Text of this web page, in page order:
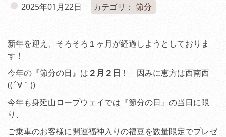
2025年01月22日 カテゴリ： 節分
新年を迎え、そろそろ１ヶ月が経過しようとしておりま
す！
今年の『節分の日』は ２月２日 ！ 因みに恵方は西南西
((´∀｀))
今年も身延山ロープウェイでは『節分の日』の当日に限
り、
ご乗車のお客様に開運福神入りの福豆を数量限定でプレゼ